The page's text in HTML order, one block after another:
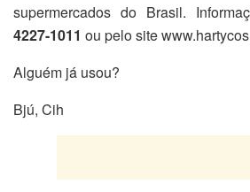
supermercados do Brasil.
4227-1011 ou pelo site
Alguém já usou?
Bjú, Cih